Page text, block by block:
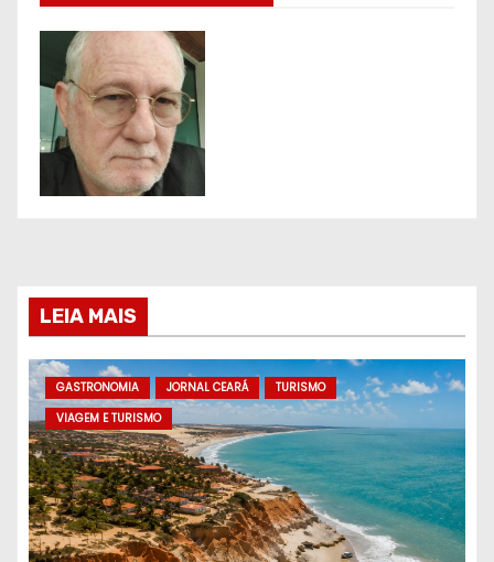
LEIA MAIS
GASTRONOMIA JORNAL CEARÁ
TURISMO
VIAGEM E TURISMO